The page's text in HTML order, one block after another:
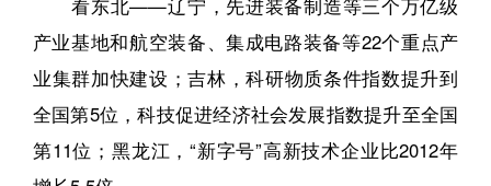
看东北——辽宁，先进装备制造等三个万亿级
产业基地和航空装备、集成电路装备等22个重点产
业集群加快建设；吉林，科研物质条件指数提升到
全国第5位，科技促进经济社会发展指数提升至全国
第11位；黑龙江，“新字号”高新技术企业比2012年